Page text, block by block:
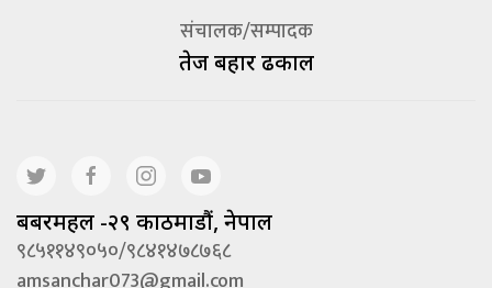
संचालक/सम्पादक
तेज बहादूर ढकाल
बबरमहल -२९ काठमाडौं, नेपाल
९८५११४९०५०/९८४१४७८७६८